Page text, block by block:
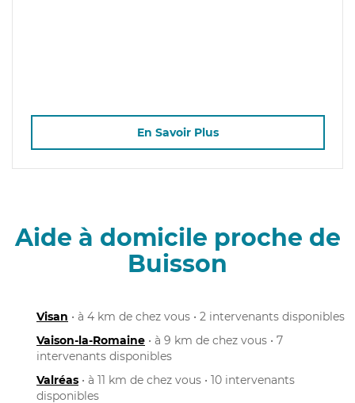
En Savoir Plus
Aide à domicile proche de
Buisson
Visan • à 4 km de chez vous • 2 intervenants disponibles
Vaison-la-Romaine • à 9 km de chez vous • 7
intervenants disponibles
Valréas • à 11 km de chez vous • 10 intervenants
disponibles